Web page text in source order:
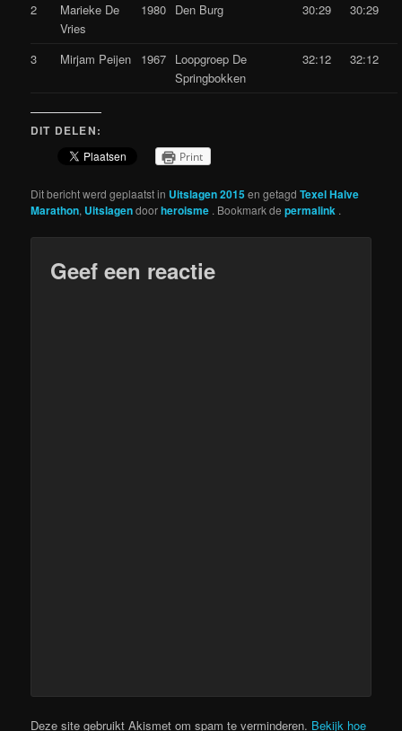
2
Marieke De
Vries
1980 Den Burg 30:29 30:29
3 Mirjam Peijen 1967 Loopgroep De
Springbokken
32:12 32:12
DIT DELEN:
Print
Dit bericht werd geplaatst in Uitslagen 2015en getagdTexel Halve
Marathon, Uitslagendoorheroisme . Bookmark depermalink .
Geef een reactie
Deze site gebruikt Akismet om spam te verminderen. Bekijk hoe